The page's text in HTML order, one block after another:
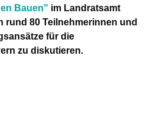
Bauen" im Landratsamt
rund 80 Teilnehmerinnen und
für die
zu diskutieren.